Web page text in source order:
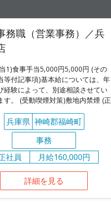
務職（営業事務）／兵
1)食事手当5,000円5,000円 (その
等付記事項)基本給については、年
経験によって、別途相談させてい
す。 (受動喫煙対策)敷地内禁煙 (正
兵庫県 神崎郡福崎町
事務
社員
月給160,000円
詳細を見る